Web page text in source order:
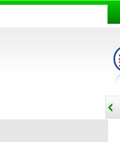
:::